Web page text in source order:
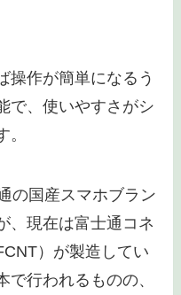
操作が簡単になるう
で、使いやすさがシ
の国産スマホブラン
、現在は富士通コネ
）が製造してい
で行われるものの、